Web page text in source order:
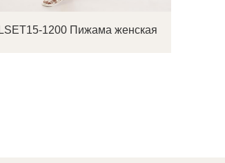
1200 Пижама женская